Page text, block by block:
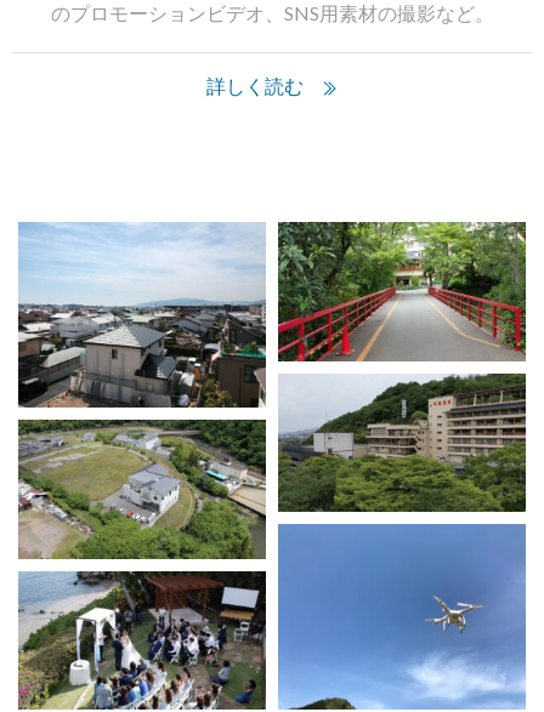
のプロモーションビデオ、SNS用素材の撮影など。
詳しく読む